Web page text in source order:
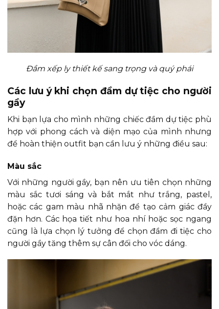
Đầm xếp ly thiết kế sang trọng và quý phái
Các lưu ý khi chọn đầm dự tiệc cho người
gầy
Khi bạn lựa cho mình những chiếc đầm dự tiệc phù
hợp với phong cách và diện mạo của mình nhưng
để hoàn thiện outfit bạn cần lưu ý những điều sau:
Màu sắc
Với những người gầy, bạn nên ưu tiên chọn những
màu sắc tươi sáng và bắt mắt như trắng, pastel,
hoặc các gam màu nhã nhặn để tạo cảm giác đầy
đặn hơn. Các họa tiết như hoa nhí hoặc sọc ngang
cũng là lựa chọn lý tưởng để chọn đầm đi tiệc cho
người gầy tăng thêm sự cân đối cho vóc dáng.